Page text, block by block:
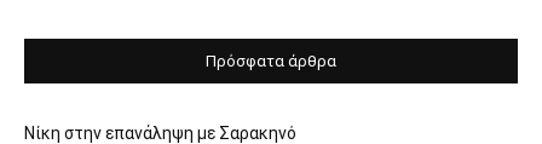
Πρόσφατα άρθρα
Νίκη στην επανάληψη με Σαρακηνό